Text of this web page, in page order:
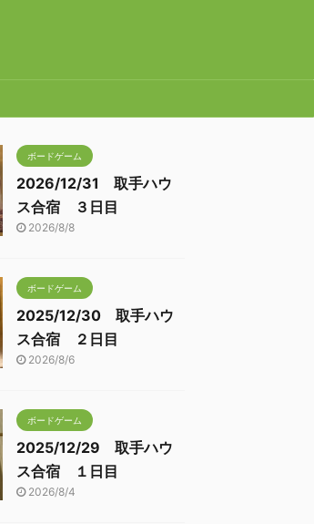
ボードゲーム
2026/12/31 取手ハウ
ス合宿 ３日目
2026/8/8
ボードゲーム
2025/12/30 取手ハウ
ス合宿 ２日目
2026/8/6
ボードゲーム
2025/12/29 取手ハウ
ス合宿 １日目
2026/8/4